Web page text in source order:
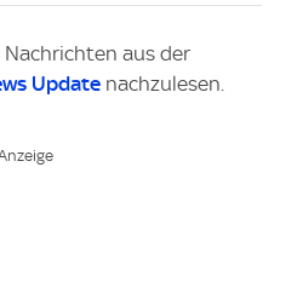
aus der
Update nachzulesen.